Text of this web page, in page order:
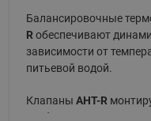
Балансировочные
R обеспечивают
зависимости от
питьевой водой.
Клапаны AHT-R
трубопроводы